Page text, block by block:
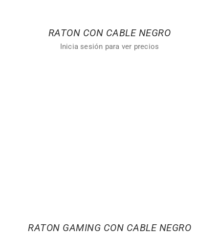
RATON CON CABLE NEGRO
Inicia sesión para ver precios
RATON GAMING CON CABLE NEGRO